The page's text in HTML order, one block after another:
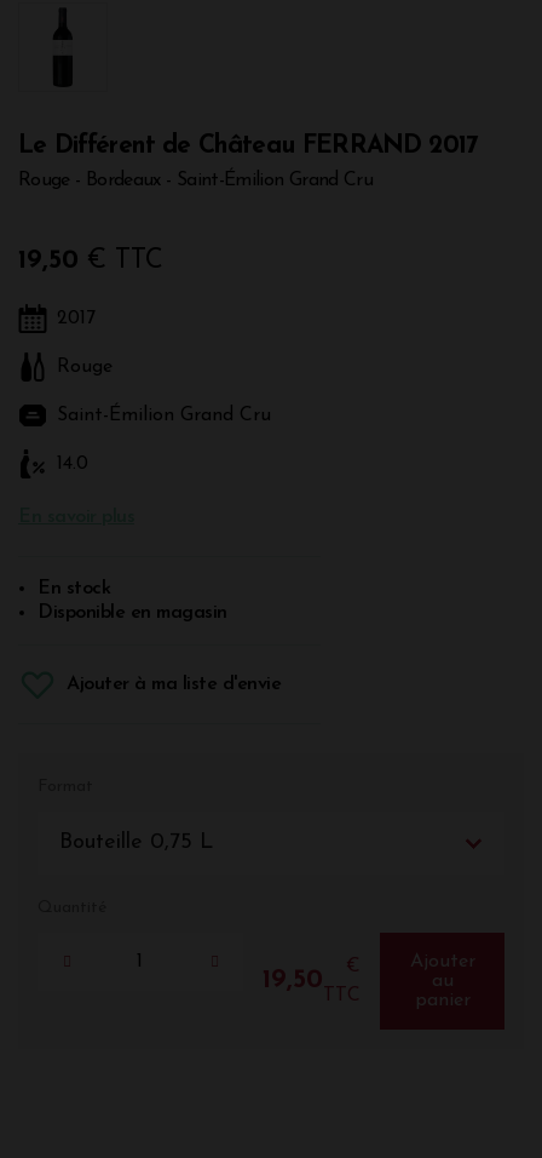
Le Différent de Château FERRAND 2017
Rouge - Bordeaux - Saint-Émilion Grand Cru
19,50 € TTC
2017
Rouge
Saint-Émilion Grand Cru
14.0
En stock
Disponible en magasin
Ajouter à ma liste d'envie
Bouteille 0,75 L
19,50
€
TTC
Ajouter
au
panier